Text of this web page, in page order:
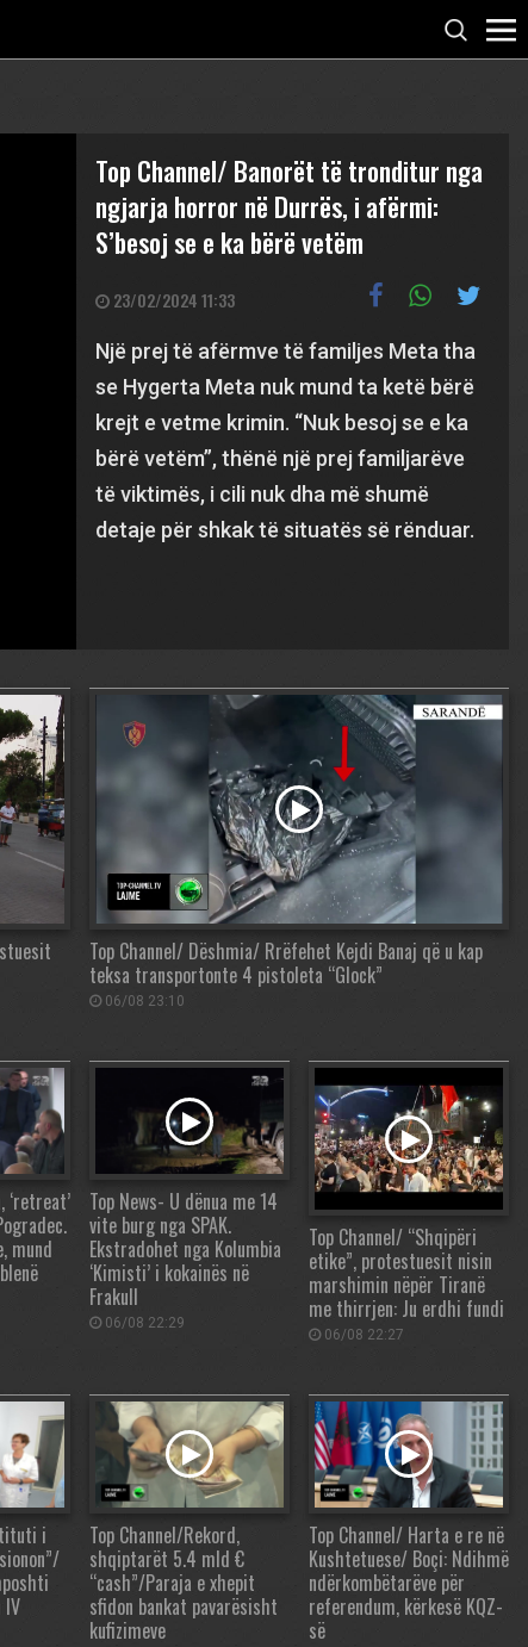
Top Channel/ Banorët të tronditur nga
ngjarja horror në Durrës, i afërmi:
S’besoj se e ka bërë vetëm
23/02/2024 11:33
Një prej të afërmve të familjes Meta tha
se Hygerta Meta nuk mund ta ketë bërë
krejt e vetme krimin. “Nuk besoj se e ka
bërë vetëm”, thënë një prej familjarëve
të viktimës, i cili nuk dha më shumë
detaje për shkak të situatës së rënduar.
Top Channel/ Dëshmia/ Rrëfehet Kejdi Banaj që u kap
teksa transportonte 4 pistoleta “Glock”
06/08 23:10
‘retreat’
mund
Top News- U dënua me 14
vite burg nga SPAK.
Ekstradohet nga Kolumbia
‘Kimisti’ i kokainës në
Frakull
06/08 22:29
Top Channel/ “Shqipëri
etike”, protestuesit nisin
marshimin nëpër Tiranë
me thirrjen: Ju erdhi fundi
06/08 22:27
i
Top Channel/Rekord,
shqiptarët 5.4 mld €
“cash”/Paraja e xhepit
sfidon bankat pavarësisht
kufizimeve
Top Channel/ Harta e re në
Kushtetuese/ Boçi: Ndihmë
ndërkombëtarëve për
referendum, kërkesë KQZ-
së